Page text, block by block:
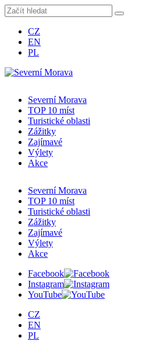
CZ
EN
PL
Severní Morava
TOP 10 míst
Turistické oblasti
Zážitky
Zajímavé
Výlety
Akce
Severní Morava
TOP 10 míst
Turistické oblasti
Zážitky
Zajímavé
Výlety
Akce
Facebook
Instagram
YouTube
CZ
EN
PL